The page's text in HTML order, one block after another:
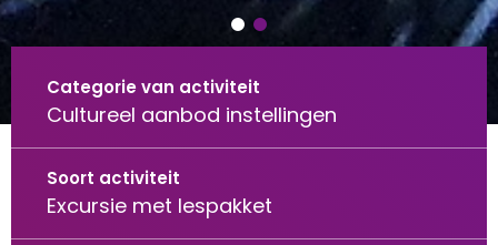
Categorie van activiteit
Cultureel aanbod instellingen
Soort activiteit
Excursie met lespakket